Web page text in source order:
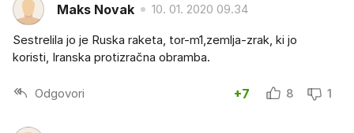
Maks Novak 10. 01. 2020 09.34
Sestrelila jo je Ruska raketa, tor-m1,zemlja-zrak, ki jo
koristi, Iranska protizračna obramba.
Odgovori +7 8 1